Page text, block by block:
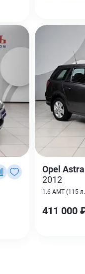
Opel Astra
2012
1.6 AMT (115
411 000